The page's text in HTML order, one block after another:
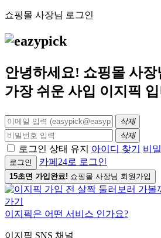
쇼핑몰 사장님 로그인
안녕하세요! 쇼핑몰 사장
가장 쉬운 사입 이지픽
삭제
삭제
로그인 상태 유지 아이디 찾기 비
로그인 카페24로 로그인
15초면 가입완료! 쇼핑몰 사장님 회원가입
이지픽은 어떤 서비스 인가요?
이지픽 SNS 채널